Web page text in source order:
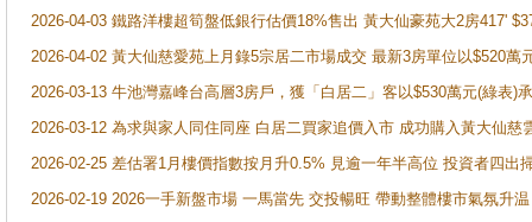
2026-04-03 鐵路洋樓超筍盤低銀行估價18%售出 黃大仙豪苑大2房417'
2026-04-02 黃大仙慈愛苑上月錄5宗居二市場成交 最新3房單位以$520萬
2026-03-13 牛池灣嘉峰台高層3房戶，獲「白居二」客以$530萬元(綠表)
2026-03-12 為求與家人同住同座 白居二買家追價入市 成功購入黃大仙
2026-02-25 差估署1月樓價指數按月升0.5% 見逾一年半高位 投資者四
2026-02-19 2026一手新盤市場 一馬當先 交投暢旺 帶動整體樓市氣氛升